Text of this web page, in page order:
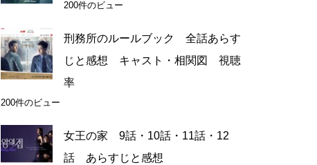
200件のビュー
刑務所のルールブック 全話あらす
じと感想 キャスト・相関図 視聴
率
200件のビュー
女王の家 9話・10話・11話・12
話 あらすじと感想